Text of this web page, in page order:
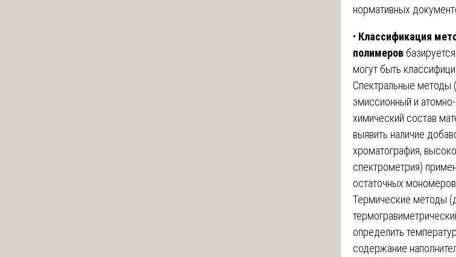
нормативных
• Классификация
полимеров
могут быть
Спектральные методы
эмиссионный и
химический состав
выявить наличие
хроматография,
спектрометрия)
остаточных
Термические методы
определить
содержание